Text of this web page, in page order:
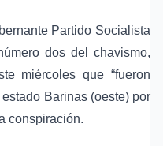
Partido Socialista
dos del chavismo,
miércoles que “fueron
Barinas (oeste) por
conspiración.